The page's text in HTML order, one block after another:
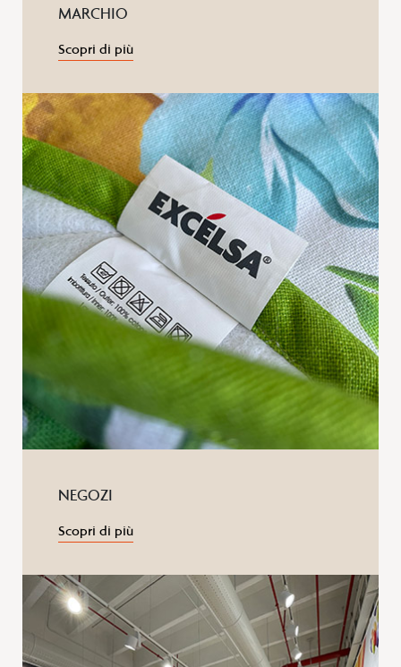
MARCHIO
Scopri di più
NEGOZI
Scopri di più